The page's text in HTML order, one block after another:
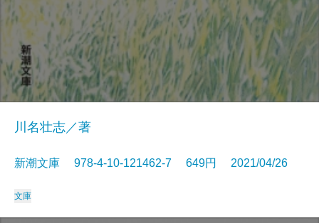
川名壮志／著
新潮文庫 978-4-10-121462-7 649円 2021/04/26
文庫